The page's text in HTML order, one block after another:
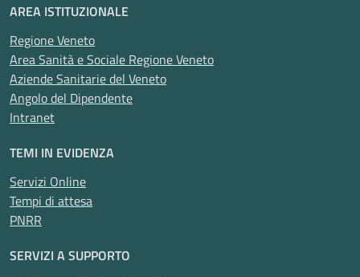
AREA ISTITUZIONALE
Regione Veneto
Area Sanità e Sociale Regione Veneto
Aziende Sanitarie del Veneto
Angolo del Dipendente
Intranet
TEMI IN EVIDENZA
Servizi Online
Tempi di attesa
PNRR
SERVIZI A SUPPORTO